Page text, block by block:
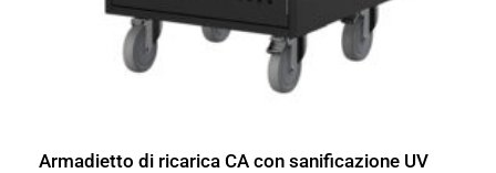
Armadietto di ricarica CA con sanificazione UV